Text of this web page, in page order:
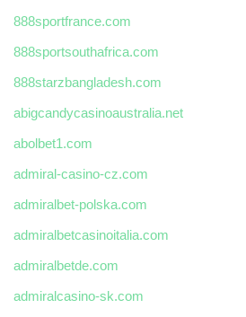
888sportfrance.com
888sportsouthafrica.com
888starzbangladesh.com
abigcandycasinoaustralia.net
abolbet1.com
admiral-casino-cz.com
admiralbet-polska.com
admiralbetcasinoitalia.com
admiralbetde.com
admiralcasino-sk.com